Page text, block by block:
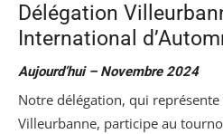
Délégation
International
Aujourd’hui – Novembre 2024
Notre délégation, qui
Villeurbanne, participe au